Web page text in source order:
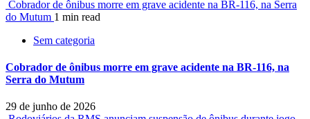
Cobrador de ônibus morre em grave acidente na BR-116, na Serra
do Mutum 1 min read
Sem categoria
Cobrador de ônibus morre em grave acidente na BR-116, na
Serra do Mutum
29 de junho de 2026